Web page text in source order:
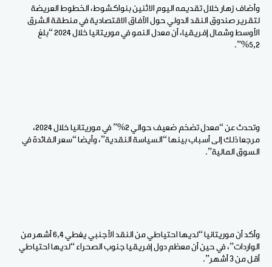
وأضاف زهار خلال تقديمه اليوم الاثنين بنواكشوط، الخطوط العريضة
لتقرير صندوق النقد الدولي حول الآفاق الاقتصادية في منطقة الشرق
الأوسط وشمال إفريقيا، أن معدل النمو في موريتانيا خلال 2024 “بلغ
5,2%”.
وتحدث عن “معدل تضخم ضعيف حوالي 2%” في موريتانيا خلال 2024،
مرجعا ذلك إلى أسباب بينها “السياسة النقدية”، وأيضا “سعر الفائدة في
السوق المالية”.
وأكد أن موريتانيا “لديها احتياطي من النقد الأجنبي يغطي 6,4 أشهر من
الواردات”، في حين أن معظم دول إفريقيا جنوب الصحراء “لديها احتياطي
أقل من 3 أشهر”.